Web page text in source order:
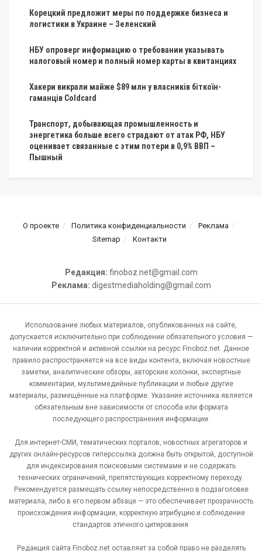
Корецкий предложит меры по поддержке бизнеса и
логистики в Украине – Зеленский
НБУ опроверг информацию о требовании указывать
налоговый номер и полный номер карты в квитанциях
Хакери викрали майже $89 млн у власників біткоїн-
гаманців Coldcard
Транспорт, добывающая промышленность и
энергетика больше всего страдают от атак РФ, НБУ
оценивает связанные с этим потери в 0,9% ВВП –
Пышный
О проекте Политика конфиденциальности
Реклама
Sitemap
Контакти
Редакция: finoboz.net@gmail.com
Реклама: digestmediaholding@gmail.com
Использование любых материалов, опубликованных на сайте,
допускается исключительно при соблюдении обязательного условия —
наличии корректной и активной ссылки на ресурс Finoboz.net. Данное
правило распространяется на все виды контента, включая новостные
заметки, аналитические обзоры, авторские колонки, экспертные
комментарии, мультимедийные публикации и любые другие
материалы, размещённые на платформе. Указание источника является
обязательным вне зависимости от способа или формата
последующего распространения информации.
Для интернет-СМИ, тематических порталов, новостных агрегаторов и
других онлайн-ресурсов гиперссылка должна быть открытой, доступной
для индексирования поисковыми системами и не содержать
технических ограничений, препятствующих корректному переходу.
Рекомендуется размещать ссылку непосредственно в подзаголовке
материала, либо в его первом абзаце — это обеспечивает прозрачность
происхождения информации, корректную атрибуцию и соблюдение
стандартов этичного цитирования.
Редакция сайта Finoboz.net оставляет за собой право не разделять